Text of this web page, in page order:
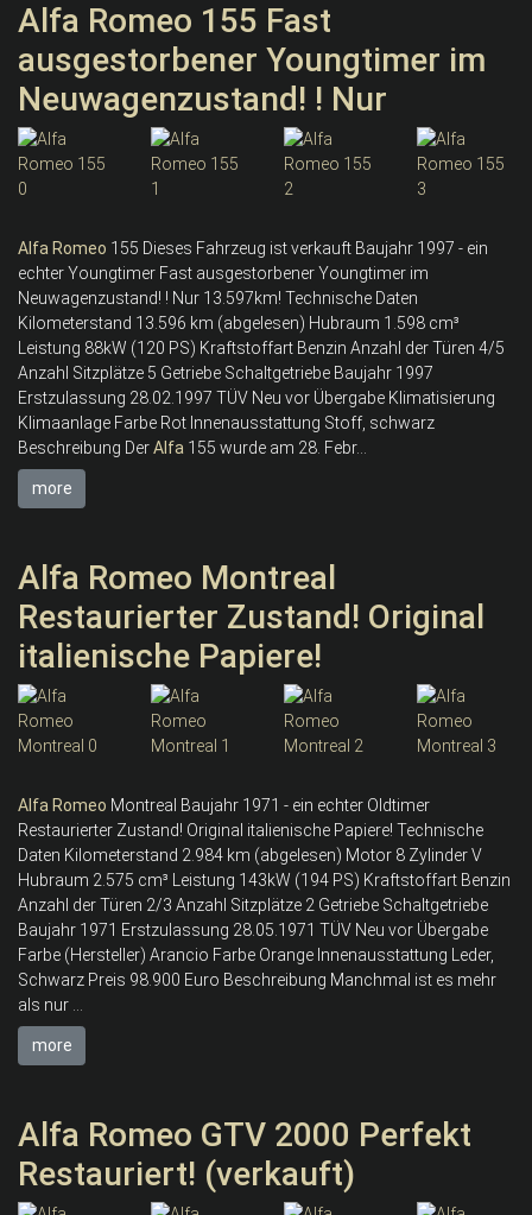
Alfa Romeo 155 Fast
ausgestorbener Youngtimer im
Neuwagenzustand! ! Nur
Alfa Romeo 155 Dieses Fahrzeug ist verkauft Baujahr 1997 - ein
echter Youngtimer Fast ausgestorbener Youngtimer im
Neuwagenzustand! ! Nur 13.597km! Technische Daten
Kilometerstand 13.596 km (abgelesen) Hubraum 1.598 cm³
Leistung 88kW (120 PS) Kraftstoffart Benzin Anzahl der Türen 4/5
Anzahl Sitzplätze 5 Getriebe Schaltgetriebe Baujahr 1997
Erstzulassung 28.02.1997 TÜV Neu vor Übergabe Klimatisierung
Klimaanlage Farbe Rot Innenausstattung Stoff, schwarz
Beschreibung DerAlfa 155 wurde am 28. Febr...
more
Alfa Romeo Montreal
Restaurierter Zustand! Original
italienische Papiere!
Alfa Romeo Montreal Baujahr 1971 - ein echter Oldtimer
Restaurierter Zustand! Original italienische Papiere! Technische
Daten Kilometerstand 2.984 km (abgelesen) Motor 8 Zylinder V
Hubraum 2.575 cm³ Leistung 143kW (194 PS) Kraftstoffart Benzin
Anzahl der Türen 2/3 Anzahl Sitzplätze 2 Getriebe Schaltgetriebe
Baujahr 1971 Erstzulassung 28.05.1971 TÜV Neu vor Übergabe
Farbe (Hersteller) Arancio Farbe Orange Innenausstattung Leder,
Schwarz Preis 98.900 Euro Beschreibung Manchmal ist es mehr
als nur ...
more
Alfa Romeo GTV 2000 Perfekt
Restauriert! (verkauft)